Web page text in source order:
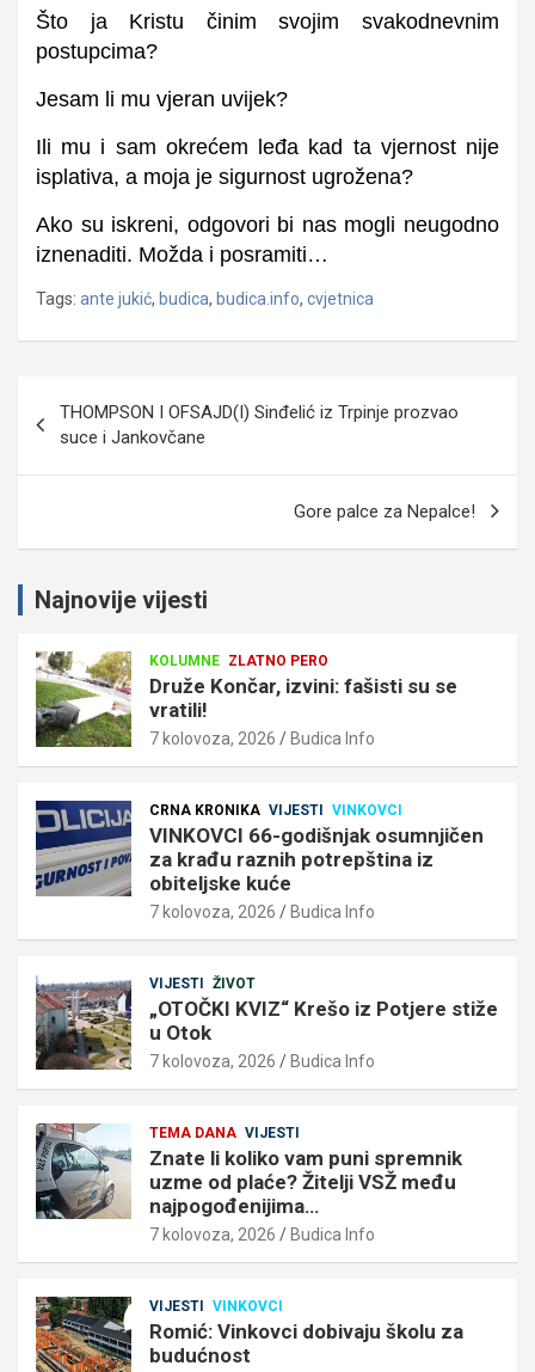
Što ja Kristu činim svojim svakodnevnim
postupcima?
Jesam li mu vjeran uvijek?
Ili mu i sam okrećem leđa kad ta vjernost nije
isplativa, a moja je sigurnost ugrožena?
Ako su iskreni, odgovori bi nas mogli neugodno
iznenaditi. Možda i posramiti…
Tags: ante jukić, budica, budica.info, cvjetnica
objava
THOMPSON I OFSAJD(I) Sinđelić iz Trpinje prozvao
suce i Jankovčane
Gore palce za Nepalce!
Najnovije vijesti
KOLUMNE ZLATNO PERO
Druže Končar, izvini: fašisti su se
vratili!
7 kolovoza, 2026 Budica Info
CRNA KRONIKA VIJESTI VINKOVCI
VINKOVCI 66-godišnjak osumnjičen
za krađu raznih potrepština iz
obiteljske kuće
7 kolovoza, 2026 Budica Info
VIJESTI ŽIVOT
„OTOČKI KVIZ“ Krešo iz Potjere stiže
u Otok
7 kolovoza, 2026 Budica Info
TEMA DANA VIJESTI
Znate li koliko vam puni spremnik
uzme od plaće? Žitelji VSŽ među
najpogođenijima…
7 kolovoza, 2026 Budica Info
VIJESTI VINKOVCI
Romić: Vinkovci dobivaju školu za
budućnost